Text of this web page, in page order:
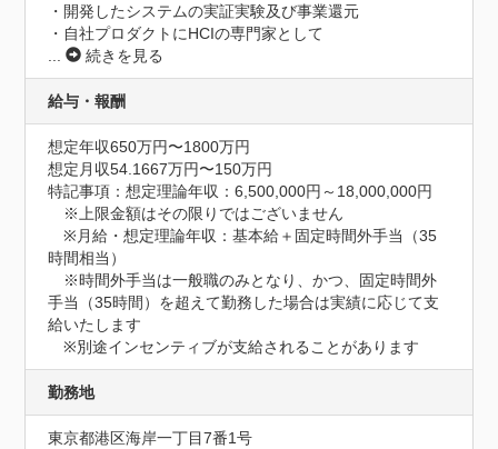
・開発したシステムの実証実験及び事業還元
・自社プロダクトにHCIの専門家として
...
続きを見る
給与・報酬
想定年収650万円〜1800万円
想定月収54.1667万円〜150万円
特記事項：想定理論年収：6,500,000円～18,000,000円
※上限金額はその限りではございません
※月給・想定理論年収：基本給＋固定時間外手当（35
時間相当）
※時間外手当は一般職のみとなり、かつ、固定時間外
手当（35時間）を超えて勤務した場合は実績に応じて支
給いたします
※別途インセンティブが支給されることがあります
勤務地
東京都港区海岸一丁目7番1号